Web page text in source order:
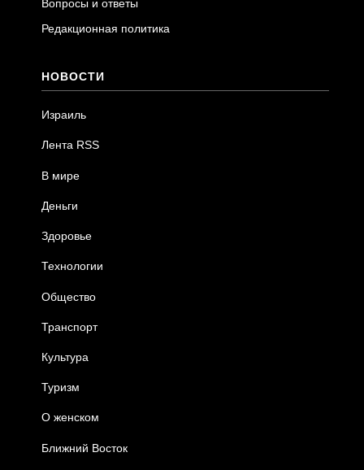
Вопросы и ответы
Редакционная политика
НОВОСТИ
Израиль
Лента RSS
В мире
Деньги
Здоровье
Технологии
Общество
Транспорт
Культура
Туризм
О женском
Ближний Восток